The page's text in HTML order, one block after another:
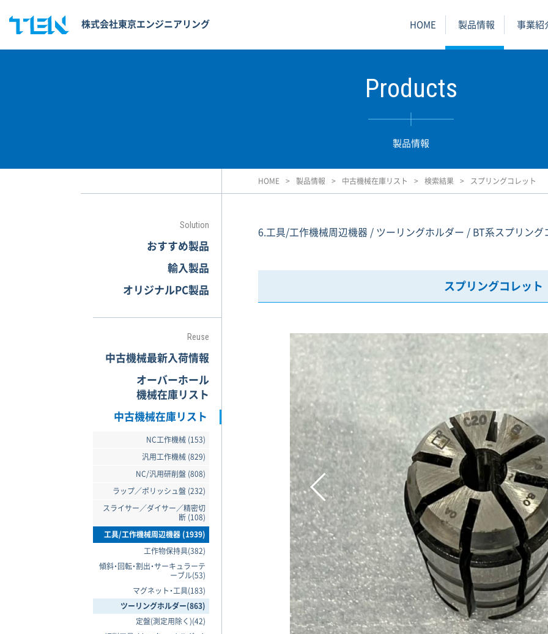
株式会社東京エンジニアリング HOME 製品情報 事業紹
Products
製品情報
HOME 製品情報 中古機械在庫リスト 検索結果 スプリングコレット
6.工具/工作機械周辺機器 / ツーリングホルダー / BT系スプリング
スプリングコレット
Solution
おすすめ製品
輸入製品
オリジナルPC製品
Reuse
中古機械最新入荷情報
オーバーホール
機械在庫リスト
中古機械在庫リスト
NC工作機械 (153)
汎用工作機械 (829)
NC/汎用研削盤 (808)
ラップ／ポリッシュ盤 (232)
スライサー／ダイサー／精密切
断 (108)
工具/工作機械周辺機器 (1939)
工作物保持具(382)
傾斜・回転・割出・サーキュラーテ
ーブル(53)
マグネット・工具(183)
ツーリングホルダー(863)
定盤(測定用除く)(42)